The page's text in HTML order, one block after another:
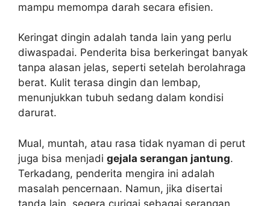
mampu memompa darah secara efisien.
Keringat dingin adalah tanda lain yang perlu
diwaspadai. Penderita bisa berkeringat banyak
tanpa alasan jelas, seperti setelah berolahraga
berat. Kulit terasa dingin dan lembap,
menunjukkan tubuh sedang dalam kondisi
darurat.
Mual, muntah, atau rasa tidak nyaman di perut
juga bisa menjadi gejala serangan jantung.
Terkadang, penderita mengira ini adalah
masalah pencernaan. Namun, jika disertai
tanda lain, segera curigai sebagai serangan